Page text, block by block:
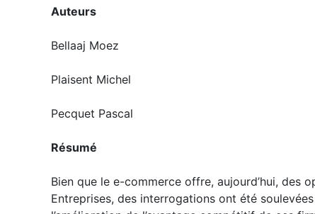
Auteurs
Bellaaj Moez
Plaisent Michel
Pecquet Pascal
Résumé
Bien que le e-commerce offre, aujourd’hui, des
Entreprises, des interrogations ont été